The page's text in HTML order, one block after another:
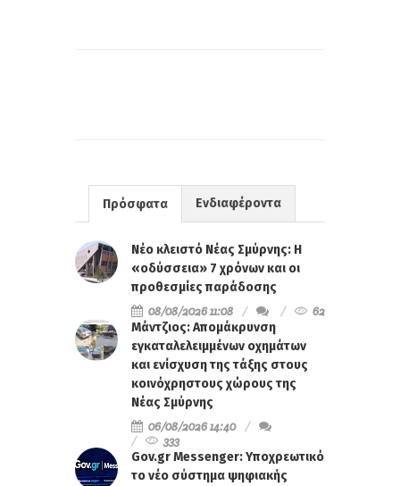
Πρόσφατα Ενδιαφέροντα
Νέο κλειστό Νέας Σμύρνης: Η
«οδύσσεια» 7 χρόνων και οι
προθεσμίες παράδοσης
08/08/2026 11:08
62
Μάντζιος: Απομάκρυνση
εγκαταλελειμμένων οχημάτων
και ενίσχυση της τάξης στους
κοινόχρηστους χώρους της
Νέας Σμύρνης
06/08/2026 14:40
333
Gov.gr Messenger: Υποχρεωτικό
το νέο σύστημα ψηφιακής